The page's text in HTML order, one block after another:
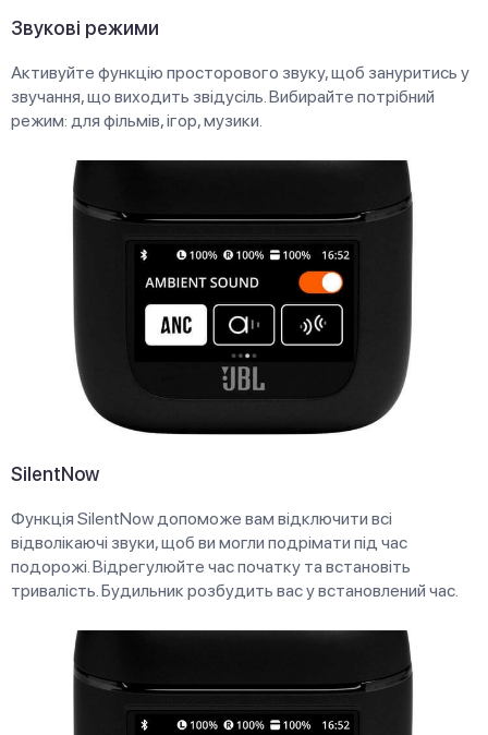
Звукові режими
Активуйте функцію просторового звуку, щоб зануритись у
звучання, що виходить звідусіль. Вибирайте потрібний
режим: для фільмів, ігор, музики.
SilentNow
Функція SilentNow допоможе вам відключити всі
відволікаючі звуки, щоб ви могли подрімати під час
подорожі. Відрегулюйте час початку та встановіть
тривалість. Будильник розбудить вас у встановлений час.